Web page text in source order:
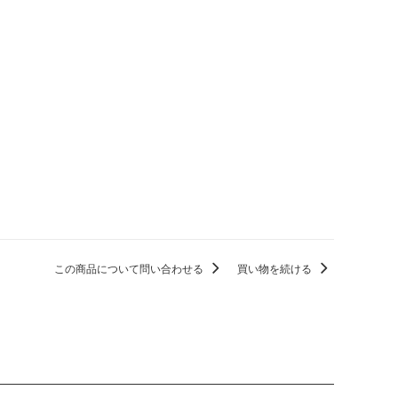
この商品について問い合わせる 買い物を続ける